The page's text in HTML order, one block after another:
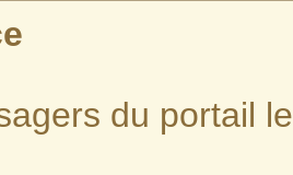
du portail